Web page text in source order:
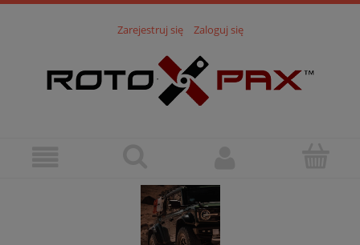
Zarejestruj się Zaloguj się